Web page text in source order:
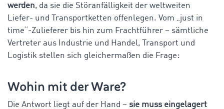
werden, da sie die Störanfälligkeit der weltweiten
Liefer- und Transportketten offenlegen. Vom „just in
time“-Zulieferer bis hin zum Frachtführer – sämtliche
Vertreter aus Industrie und Handel, Transport und
Logistik stellen sich gleichermaßen die Frage:
Wohin mit der Ware?
Die Antwort liegt auf der Hand – sie muss eingelagert